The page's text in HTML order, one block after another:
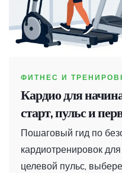
ФИТНЕС И
Кардио для
старт, пульс и
Пошаговый гид по
кардиотренировок
целевой пульс,